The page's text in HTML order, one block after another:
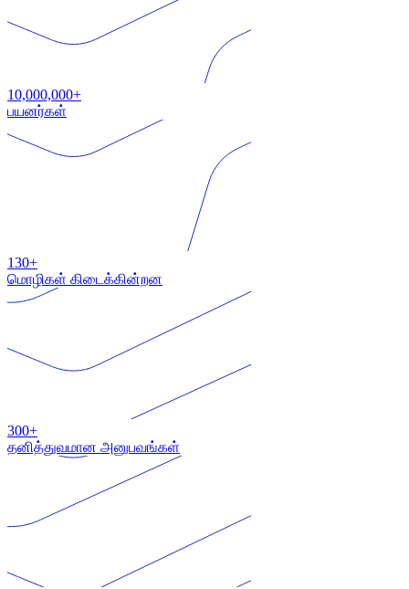
10,000,000+
பயனர்கள்
130+
மொழிகள் கிடைக்கின்றன
300+
தனித்துவமான அனுபவங்கள்